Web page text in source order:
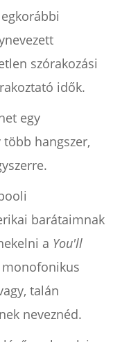
szórakozási
idők.
egy
hangszer,
barátaimnak
a You'll
monofonikus
talán
neveznéd.